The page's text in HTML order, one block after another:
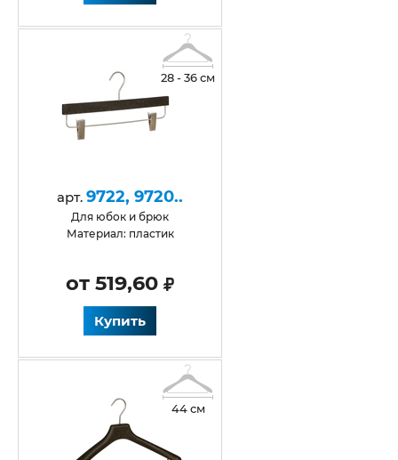
28 - 36 см
арт. 9722, 9720..
для юбок и брюк
Материал: пластик
от 519,60
Купить
44 см